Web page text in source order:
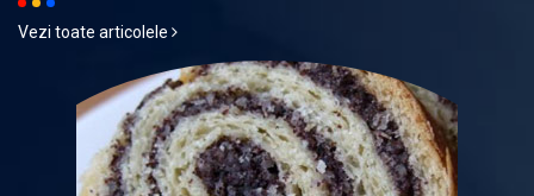
Vezi toate articolele